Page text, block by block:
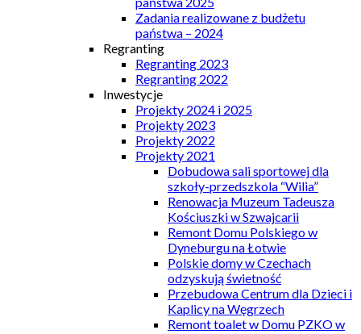
Zadania realizowane z budżetu
państwa – 2024
Regranting
Regranting 2023
Regranting 2022
Inwestycje
Projekty 2024 i 2025
Projekty 2023
Projekty 2022
Projekty 2021
Dobudowa sali sportowej dla
szkoły-przedszkola “Wilia”
Renowacja Muzeum Tadeusza
Kościuszki w Szwajcarii
Remont Domu Polskiego w
Dyneburgu na Łotwie
Polskie domy w Czechach
odzyskują świetność
Przebudowa Centrum dla Dzieci i
Kaplicy na Węgrzech
Remont toalet w Domu PZKO w